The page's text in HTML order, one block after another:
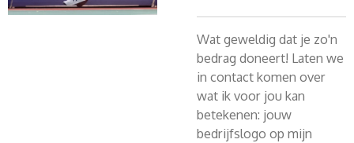
Wat geweldig dat je zo'n
bedrag doneert! Laten we
in contact komen over
wat ik voor jou kan
betekenen: jouw
bedrijfslogo op mijn